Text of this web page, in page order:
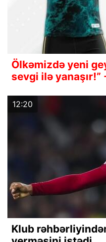
Ölkəmizdə yeni
sevgi ilə yanaşır!”
12:20
Klub